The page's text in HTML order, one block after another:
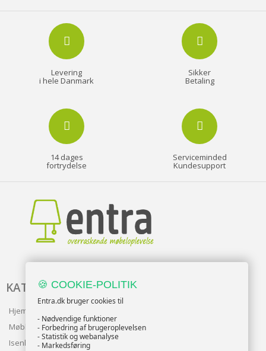
Levering
i hele Danmark
Sikker
Betaling
14 dages
fortrydelse
Serviceminded
Kundesupport
KATALOG
Hjem & Have
Møbler
Isenkram
🍪 COOKIE-POLITIK
Entra.dk bruger cookies til
- Nødvendige funktioner
- Forbedring af brugeroplevelsen
- Statistik og webanalyse
- Markedsføring